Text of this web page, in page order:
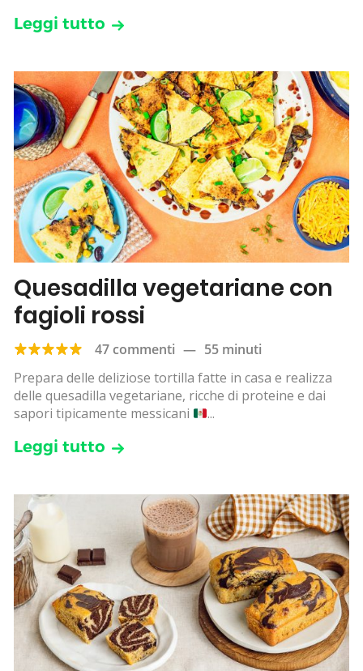
Leggi tutto
Quesadilla vegetariane con
fagioli rossi
47 commenti — 55 minuti
Prepara delle deliziose tortilla fatte in casa e realizza
delle quesadilla vegetariane, ricche di proteine e dai
sapori tipicamente messicani
...
Leggi tutto